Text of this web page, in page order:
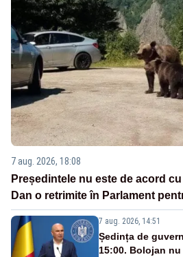
7 aug. 2026, 18:08
Președintele nu este de acord
Dan o retrimite în Parlament
7 aug. 2026, 14:51
Ședința de
15:00. Bolojan